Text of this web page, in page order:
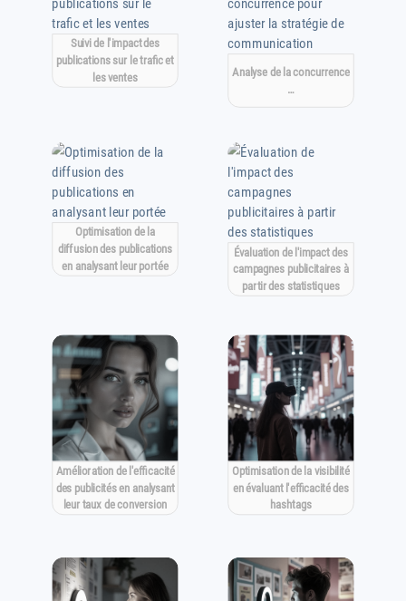
Suivi de l'impact des
publications sur le trafic et
les ventes
Analyse de la concurrence
…
Optimisation de la
diffusion des publications
en analysant leur portée
Évaluation de l'impact des
campagnes publicitaires à
partir des statistiques
Amélioration de l'efficacité
des publicités en analysant
leur taux de conversion
Optimisation de la visibilité
en évaluant l'efficacité des
hashtags